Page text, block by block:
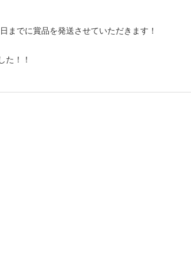
でに賞品を発送させていただきます！
！！